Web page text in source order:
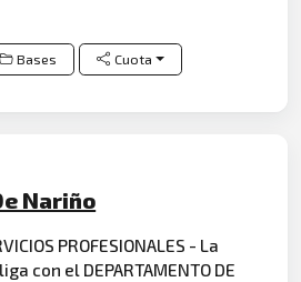
Bases Cuota
Nariño
PROFESIONALES - La
con el DEPARTAMENTO DE